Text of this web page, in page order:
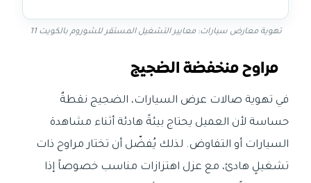
تهوية معارض سيارات: معايير التشغيل المستقر للشوروم بالكويت 11
مراوح منخفضة الضجيج
في تهوية صالات عرض السيارات، الضجيج نقطةٌ
حساسة لأن العميل يحتاج بيئةً هادئة أثناء مشاهدة
السيارات أو التفاوض. لذلك يُفضّل أن تختار مراوح ذات
تشغيلٍ هادئ، مع عزل اهتزازات مناسب خصوصاً إذا